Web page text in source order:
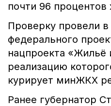
почти 96 процентов
Проверку провели
федерального
нацпроекта «Жильё
реализацию
курирует минЖКХ
Ранее губернатор